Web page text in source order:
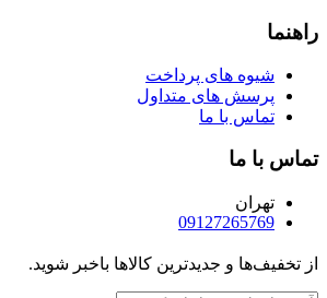
راهنما
شیوه های پرداخت
پرسش های متداول
تماس با ما
تماس با ما
تهران
09127265769
از تخفیف‌ها و جدیدترین‌ کالاها باخبر شوید.